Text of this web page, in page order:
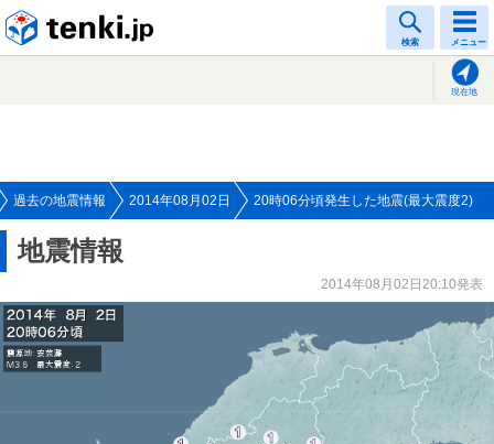
検索 メニュー
現在地
過去の地震情報 2014年08月02日 20時06分頃発生した地震(最大震度2)
地震情報
2014年08月02日20:10発表